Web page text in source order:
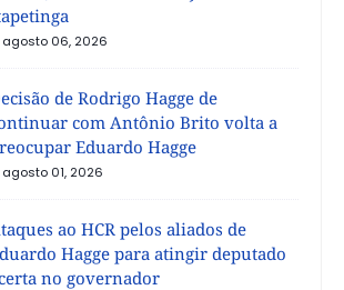
agosto 06, 2026
de Rodrigo Hagge de
com Antônio Brito volta a
Eduardo Hagge
agosto 01, 2026
ao HCR pelos aliados de
Hagge para atingir deputado
no governador